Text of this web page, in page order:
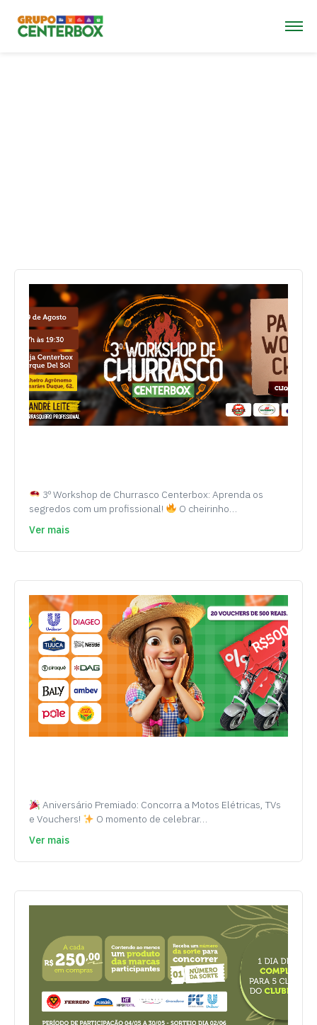
3º Workshop de Churrasco Centerbox: Aprenda os
segredos com um profissional!
O cheirinho…
Ver mais
Aniversário Premiado: Concorra a Motos Elétricas, TVs
e Vouchers!
O momento de celebrar…
Ver mais